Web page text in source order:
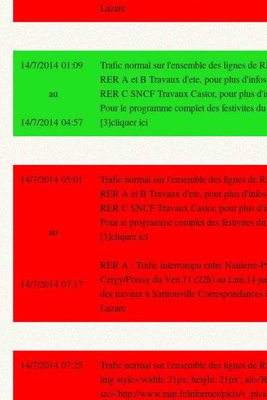
Lazare
14/7/2014 01:09
Trafic normal sur l'ensemble des lignes de
RER A et B Travaux d'ete, pour plus
RER C SNCF Travaux Castor, pour plus
Pour le programme complet des festivites
[3]cliquer ici
au
14/7/2014 04:57
14/7/2014 05:01
Trafic normal sur l'ensemble des lignes de
RER A et B Travaux d'ete, pour plus
RER C SNCF Travaux Castor, pour plus
Pour le programme complet des festivites
[3]cliquer ici
RER A : Trafic interrompu entre Nanterre-
Cergy/Poissy du Ven.11 (22h) au Lun.14
des travaux à Sartrouville Correspondances
Lazare
au
14/7/2014 07:17
14/7/2014 07:25
Trafic normal sur l'ensemble des lignes de
img style='width: 21px; height: 21px';
src='http://www.ratp.fr/informer/picts/